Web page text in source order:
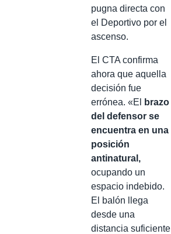
pugna directa con
el Deportivo por el
ascenso.
El CTA confirma
ahora que aquella
decisión fue
errónea. «El
brazo
del defensor se
encuentra en una
posición
antinatural,
ocupando un
espacio indebido.
El balón llega
desde una
distancia suficiente